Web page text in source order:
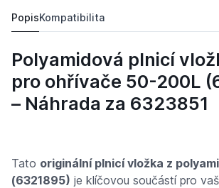
PopisKompatibilita
Polyamidová plnicí
pro ohřívače 50-200L
– Náhrada za 6323851
Tato originální plnicí vložka z
(6321895) je klíčovou součástí pro